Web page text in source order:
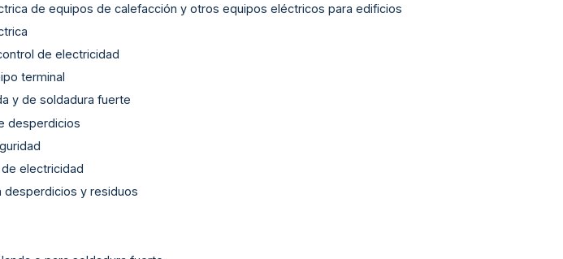
de equipos de calefacción y otros equipos eléctricos para edificios
de electricidad
terminal
y de soldadura fuerte
desperdicios
electricidad
desperdicios y residuos